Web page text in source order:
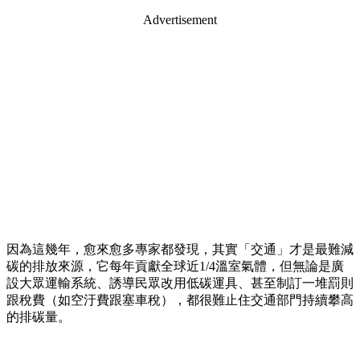
Advertisement
因為這幾年，愈來愈多專家都發現，其實「交通」才是最難減
碳的排放來源，它每年貢獻全球近1/4溫室氣體，但無論是廣
設大眾運輸系統、誘導民眾改用低碳運具、甚至制訂一堆罰則
跟稅費（如空汙費跟塞車稅），都很難止住交通部門持續攀高
的排碳量。